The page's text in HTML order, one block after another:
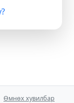
Өмнөх хувилбар